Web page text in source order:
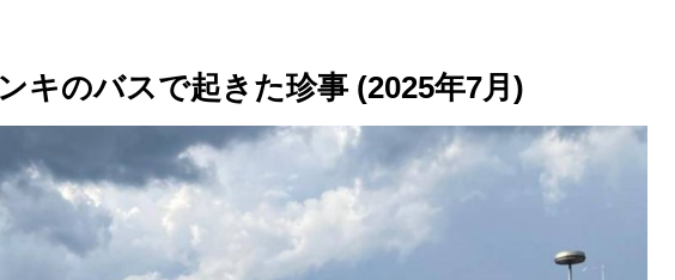
キのバスで起きた珍事 (2025年7月)